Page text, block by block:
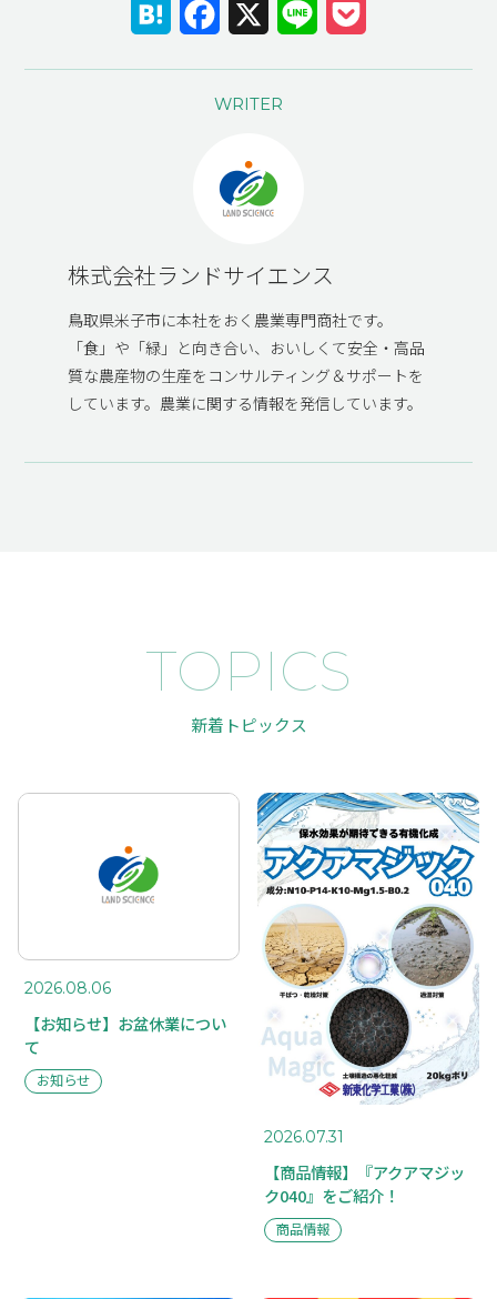
Hatena Facebook Line
WRITER
株式会社ランドサイエンス
鳥取県米子市に本社をおく農業専門商社です。
「食」や「緑」と向き合い、おいしくて安全・高品
質な農産物の生産をコンサルティング＆サポートを
しています。農業に関する情報を発信しています。
TOPICS
新着トピックス
2026.08.06
【お知らせ】お盆休業につい
て
お知らせ
2026.07.31
【商品情報】『アクアマジッ
ク040』をご紹介！
商品情報